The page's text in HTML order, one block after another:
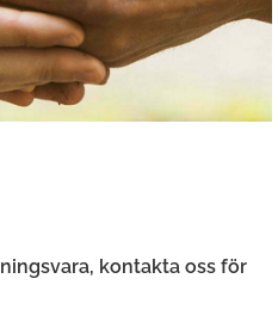
kontakta oss för